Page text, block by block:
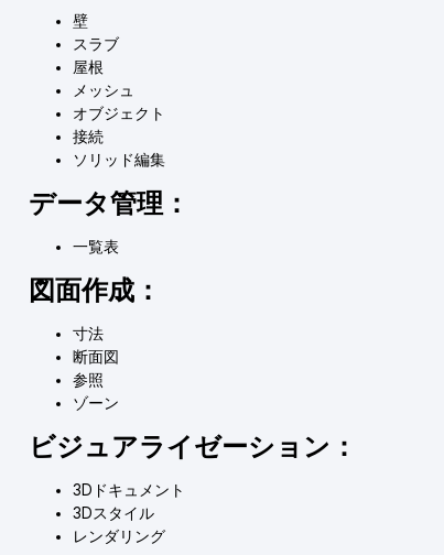
壁
スラブ
屋根
メッシュ
オブジェクト
接続
ソリッド編集
データ管理：
一覧表
図面作成：
寸法
断面図
参照
ゾーン
ビジュアライゼーション：
3Dドキュメント
3Dスタイル
レンダリング